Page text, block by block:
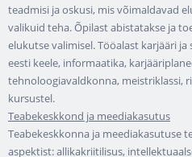
teadmisi ja oskusi, mis võimaldavad
valikuid teha. Õpilast abistatakse ja
elukutse valimisel. Tööalast karjääri
eesti keele, informaatika,
tehnoloogiavaldkonna, meistriklassi,
kursustel.
Teabekeskkond ja meediakasutus
Teabekeskkonna ja meediakasutuse
aspektist: allikakriitilisus,